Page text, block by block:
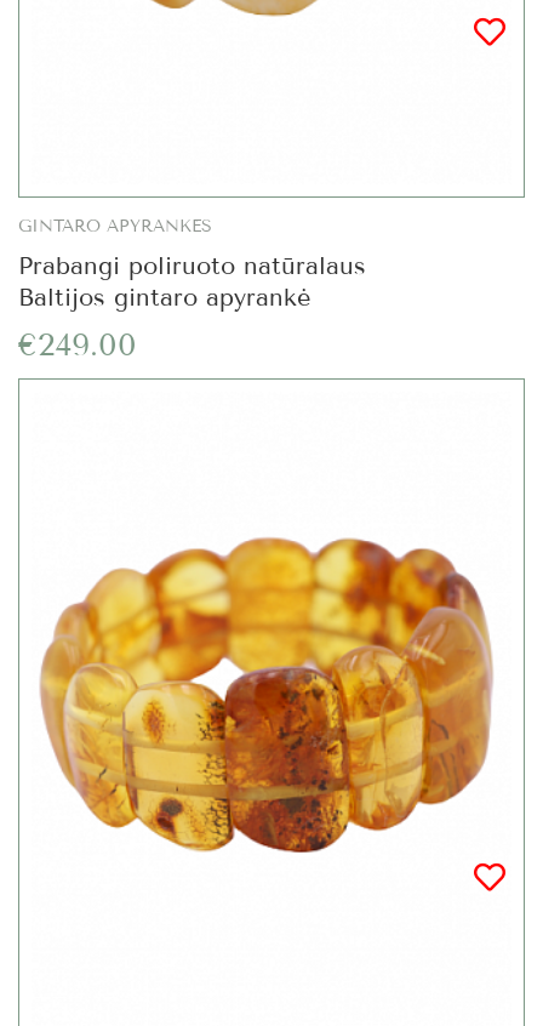
GINTARO APYRANKĖS
Prabangi poliruoto natūralaus
Baltijos gintaro apyrankė
€249.00